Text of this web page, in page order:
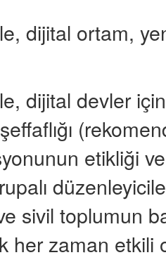
dijital ortam,
dijital devler
etikliği
sivil toplumun
her zaman etkili